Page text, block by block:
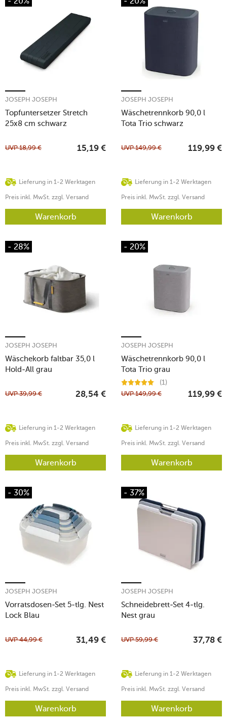
Topfuntersetzer Stretch
25x8 cm schwarz
JOSEPH JOSEPH
Lieferung in 1-2 Werktagen
UVP18,99 € 15,19 €
Preis inkl. MwSt. zzgl. Versand
Warenkorb
Wäschetrennkorb 90,0 l
Tota Trio schwarz
JOSEPH JOSEPH
Lieferung in 1-2 Werktagen
UVP149,99 € 119,99 €
Preis inkl. MwSt. zzgl. Versand
Warenkorb
- 28%
Wäschekorb faltbar 35,0 l
Hold-All grau
JOSEPH JOSEPH
Lieferung in 1-2 Werktagen
UVP39,99 € 28,54 €
Preis inkl. MwSt. zzgl. Versand
Warenkorb
- 20%
Wäschetrennkorb 90,0 l
Tota Trio grau
JOSEPH JOSEPH
(1)
Lieferung in 1-2 Werktagen
UVP149,99 € 119,99 €
Preis inkl. MwSt. zzgl. Versand
Warenkorb
- 30%
Vorratsdosen-Set 5-tlg. Nest
Lock Blau
JOSEPH JOSEPH
Lieferung in 1-2 Werktagen
UVP44,99 € 31,49 €
Preis inkl. MwSt. zzgl. Versand
Warenkorb
- 37%
Schneidebrett-Set 4-tlg.
Nest grau
JOSEPH JOSEPH
Lieferung in 1-2 Werktagen
UVP59,99 € 37,78 €
Preis inkl. MwSt. zzgl. Versand
Warenkorb